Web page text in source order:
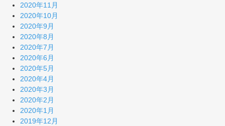
2020年11月
2020年10月
2020年9月
2020年8月
2020年7月
2020年6月
2020年5月
2020年4月
2020年3月
2020年2月
2020年1月
2019年12月